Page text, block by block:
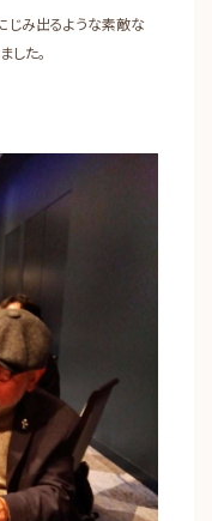
じみ出るような素敵な
した。